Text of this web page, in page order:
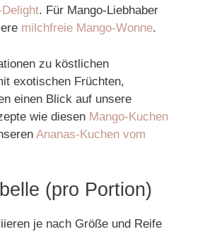
. Für Mango-Liebhaber
milchfreie Mango-Wonne.
zu köstlichen
exotischen Früchten,
einen Blick auf unsere
wie diesen Mango-Kuchen
Ananas-Kuchen vom
(pro Portion)
je nach Größe und Reife